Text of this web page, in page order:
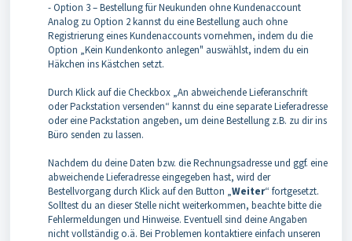
- Option 3 – Bestellung für Neukunden ohne Kundenaccount
Analog zu Option 2 kannst du eine Bestellung auch ohne
Registrierung eines Kundenaccounts vornehmen, indem du die
Option „Kein Kundenkonto anlegen" auswählst, indem du ein
Häkchen ins Kästchen setzt.
Durch Klick auf die Checkbox „An abweichende Lieferanschrift
oder Packstation versenden“ kannst du eine separate Lieferadresse
oder eine Packstation angeben, um deine Bestellung z.B. zu dir ins
Büro senden zu lassen.
Nachdem du deine Daten bzw. die Rechnungsadresse und ggf. eine
abweichende Lieferadresse eingegeben hast, wird der
Bestellvorgang durch Klick auf den Button „Weiter“ fortgesetzt.
Solltest du an dieser Stelle nicht weiterkommen, beachte bitte die
Fehlermeldungen und Hinweise. Eventuell sind deine Angaben
nicht vollständig o.ä. Bei Problemen kontaktiere einfach unseren